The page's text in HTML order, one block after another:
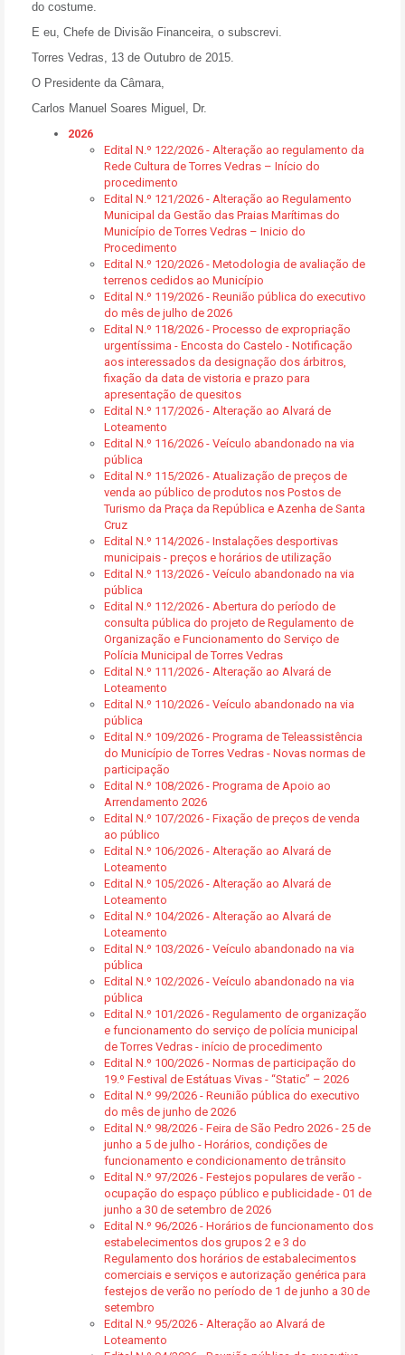
do costume.
E eu, Chefe de Divisão Financeira, o subscrevi.
Torres Vedras, 13 de Outubro de 2015.
O Presidente da Câmara,
Carlos Manuel Soares Miguel, Dr.
2026
Edital N.º 122/2026 - Alteração ao regulamento da
Rede Cultura de Torres Vedras – Início do
procedimento
Edital N.º 121/2026 - Alteração ao Regulamento
Municipal da Gestão das Praias Marítimas do
Município de Torres Vedras – Inicio do
Procedimento
Edital N.º 120/2026 - Metodologia de avaliação de
terrenos cedidos ao Município
Edital N.º 119/2026 - Reunião pública do executivo
do mês de julho de 2026
Edital N.º 118/2026 - Processo de expropriação
urgentíssima - Encosta do Castelo - Notificação
aos interessados da designação dos árbitros,
fixação da data de vistoria e prazo para
apresentação de quesitos
Edital N.º 117/2026 - Alteração ao Alvará de
Loteamento
Edital N.º 116/2026 - Veículo abandonado na via
pública
Edital N.º 115/2026 - Atualização de preços de
venda ao público de produtos nos Postos de
Turismo da Praça da República e Azenha de Santa
Cruz
Edital N.º 114/2026 - Instalações desportivas
municipais - preços e horários de utilização
Edital N.º 113/2026 - Veículo abandonado na via
pública
Edital N.º 112/2026 - Abertura do período de
consulta pública do projeto de Regulamento de
Organização e Funcionamento do Serviço de
Polícia Municipal de Torres Vedras
Edital N.º 111/2026 - Alteração ao Alvará de
Loteamento
Edital N.º 110/2026 - Veículo abandonado na via
pública
Edital N.º 109/2026 - Programa de Teleassistência
do Município de Torres Vedras - Novas normas de
participação
Edital N.º 108/2026 - Programa de Apoio ao
Arrendamento 2026
Edital N.º 107/2026 - Fixação de preços de venda
ao público
Edital N.º 106/2026 - Alteração ao Alvará de
Loteamento
Edital N.º 105/2026 - Alteração ao Alvará de
Loteamento
Edital N.º 104/2026 - Alteração ao Alvará de
Loteamento
Edital N.º 103/2026 - Veículo abandonado na via
pública
Edital N.º 102/2026 - Veículo abandonado na via
pública
Edital N.º 101/2026 - Regulamento de organização
e funcionamento do serviço de polícia municipal
de Torres Vedras - início de procedimento
Edital N.º 100/2026 - Normas de participação do
19.º Festival de Estátuas Vivas - “Static” – 2026
Edital N.º 99/2026 - Reunião pública do executivo
do mês de junho de 2026
Edital N.º 98/2026 - Feira de São Pedro 2026 - 25 de
junho a 5 de julho - Horários, condições de
funcionamento e condicionamento de trânsito
Edital N.º 97/2026 - Festejos populares de verão -
ocupação do espaço público e publicidade - 01 de
junho a 30 de setembro de 2026
Edital N.º 96/2026 - Horários de funcionamento dos
estabelecimentos dos grupos 2 e 3 do
Regulamento dos horários de estabalecimentos
comerciais e serviços e autorização genérica para
festejos de verão no período de 1 de junho a 30 de
setembro
Edital N.º 95/2026 - Alteração ao Alvará de
Loteamento